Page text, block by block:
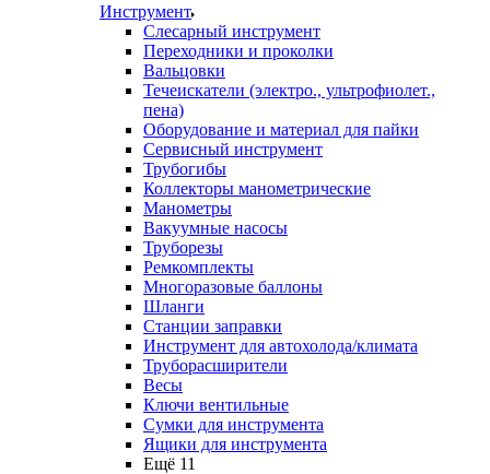
Инструмент
Слесарный инструмент
Переходники и проколки
Вальцовки
Течеискатели (электро., ультрофиолет.,
пена)
Оборудование и материал для пайки
Сервисный инструмент
Трубогибы
Коллекторы манометрические
Манометры
Вакуумные насосы
Труборезы
Ремкомплекты
Многоразовые баллоны
Шланги
Станции заправки
Инструмент для автохолода/климата
Труборасширители
Весы
Ключи вентильные
Сумки для инструмента
Ящики для инструмента
Ещё 11